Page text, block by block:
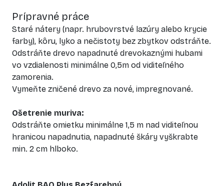
Prípravné práce
Staré nátery (napr. hrubovrstvé lazúry alebo krycie
farby), kôru, lyko a nečistoty bez zbytkov odstráňte.
Odstráňte drevo napadnuté drevokaznými hubami
vo vzdialenosti minimálne 0,5m od viditeľného
zamorenia.
Vymeňte zničené drevo za nové, impregnované.
Ošetrenie muriva:
Odstráňte omietku minimálne 1,5 m nad viditeľnou
hranicou napadnutia, napadnuté škáry vyškrabte
min. 2 cm hlboko.